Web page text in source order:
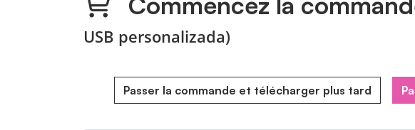
USB personalizada)
Passer la commande et télécharger plus tard